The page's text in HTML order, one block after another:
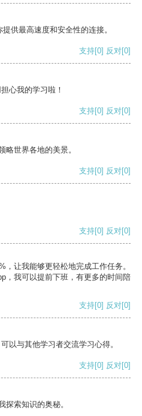
供最高速度和安全性的连接。
支持[0] 反对[0]
心我的学习啦！
支持[0] 反对[0]
略世界各地的美景。
支持[0] 反对[0]
支持[0] 反对[0]
让我能够更轻松地完成工作任务。
，我可以提前下班，有更多的时间陪
支持[0] 反对[0]
以与其他学习者交流学习心得。
支持[0] 反对[0]
探索知识的奥秘。